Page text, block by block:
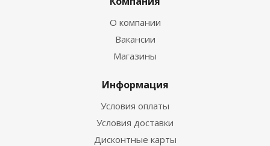
О компании
Вакансии
Магазины
Информация
Условия оплаты
Условия доставки
Дисконтные карты